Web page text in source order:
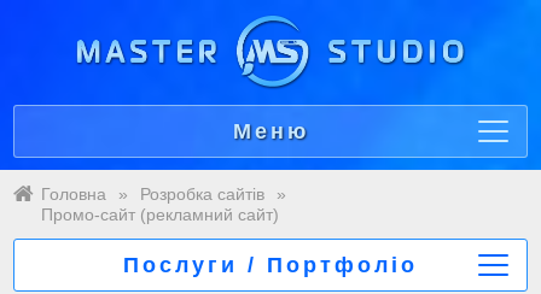
Меню
Головна » Розробка сайтів
»
Промо-сайт (рекламний сайт)
Послуги / Портфоліо